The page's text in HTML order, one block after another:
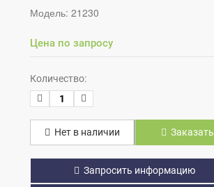
Модель:21230
Цена по запросу
Количество:
Нет в наличии Заказать
Запросить информацию